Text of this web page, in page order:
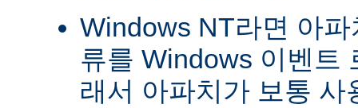
Windows NT라면 아
류를 Windows 이벤트
래서 아파치가 보통